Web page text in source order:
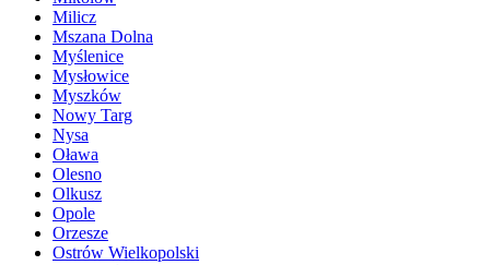
Milicz
Mszana Dolna
Myślenice
Mysłowice
Myszków
Nowy Targ
Nysa
Oława
Olesno
Olkusz
Opole
Orzesze
Ostrów Wielkopolski